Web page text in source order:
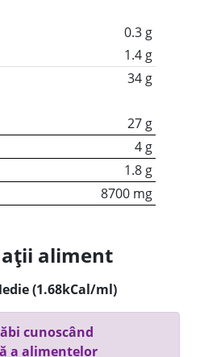
0.3 g
1.4 g
34 g
27 g
4 g
1.8 g
8700 mg
aliment
(1.68kCal/ml)
cunoscând
a alimentelor